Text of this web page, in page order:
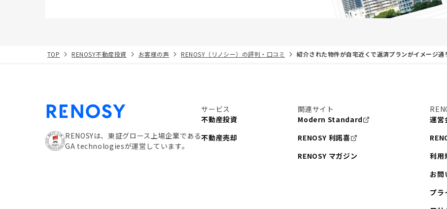
TOP RENOSY不動産投資 お客様の声 RENOSY（リノシー）の評判・口コミ 紹介された物件が自宅近くで返済プランがイメージ通
RENOSYは、東証グロース上場企業である
GA technologiesが運営しています。
サービス
不動産投資
不動産売却
関連サイト
Modern Standard
RENOSY 利諾喜
RENOSY マガジン
運営
利用
お問
プラ